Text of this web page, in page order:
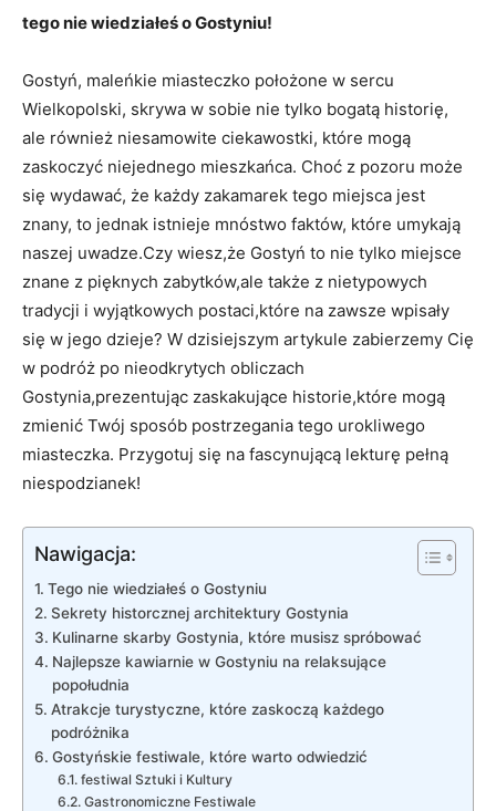
tego nie​ wiedziałeś o Gostyniu!
Gostyń, maleńkie miasteczko położone w sercu
Wielkopolski, skrywa w sobie nie tylko bogatą historię,
ale również niesamowite ciekawostki, które mogą
zaskoczyć niejednego mieszkańca. Choć z pozoru może
się ‍wydawać, że każdy zakamarek tego miejsca jest
znany, to jednak istnieje ‍mnóstwo ‌faktów, które umykają
naszej uwadze.Czy wiesz,że​ Gostyń to nie tylko miejsce
znane z pięknych zabytków,ale także z nietypowych
tradycji i wyjątkowych postaci,które na zawsze wpisały
⁢się w jego dzieje? W dzisiejszym artykule zabierzemy Cię
w podróż po nieodkrytych obliczach
Gostynia,prezentując zaskakujące​ historie,które mogą
zmienić Twój sposób postrzegania tego urokliwego
miasteczka. Przygotuj⁢ się‌ na fascynującą lekturę pełną
niespodzianek!
Nawigacja:
Tego‍ nie wiedziałeś o‌ Gostyniu
Sekrety historcznej architektury Gostynia
Kulinarne skarby Gostynia, które‍ musisz spróbować
Najlepsze kawiarnie w⁤ Gostyniu na⁤ relaksujące
popołudnia
Atrakcje ​turystyczne, ​które ⁤zaskoczą każdego
podróżnika
Gostyńskie festiwale,⁣ które warto odwiedzić
festiwal Sztuki i Kultury
Gastronomiczne⁢ Festiwale